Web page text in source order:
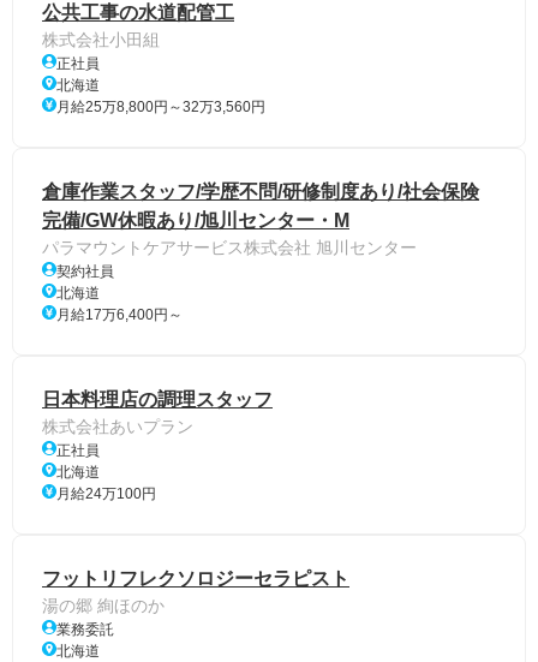
公共工事の水道配管工
株式会社小田組
正社員
北海道
月給25万8,800円～32万3,560円
倉庫作業スタッフ/学歴不問/研修制度あり/社会保険
完備/GW休暇あり/旭川センター・M
パラマウントケアサービス株式会社 旭川センター
契約社員
北海道
月給17万6,400円～
日本料理店の調理スタッフ
株式会社あいプラン
正社員
北海道
月給24万100円
フットリフレクソロジーセラピスト
湯の郷 絢ほのか
業務委託
北海道